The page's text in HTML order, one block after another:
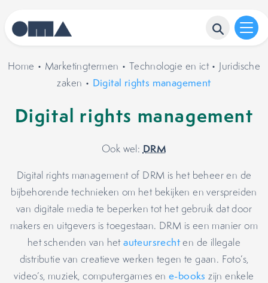
Home • Marketingtermen • Technologie en ict• Juridische
zaken • Digital rights management
Digital rights management
Ook wel: DRM
Digital rights management of DRM is het beheer en de
bijbehorende technieken om het bekijken en verspreiden
van digitale media te beperken tot het gebruik dat door
makers en uitgevers is toegestaan. DRM is een manier om
het schenden van hetauteursrechten de illegale
distributie van creatieve werken tegen te gaan. Foto’s,
video’s, muziek, computergames en e-books zijn enkele